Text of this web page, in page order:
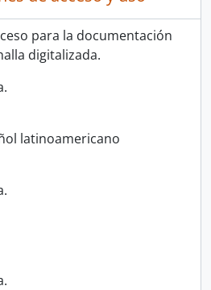
para la documentación
digitalizada.
latinoamericano